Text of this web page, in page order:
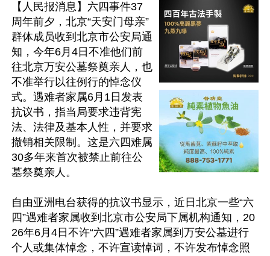
【人民报消息】六四事件37
周年前夕，北京“天安门母亲”
群体成员收到北京市公安局通
知，今年6月4日不准他们前
往北京万安公墓祭奠亲人，也
不准举行以往例行的悼念仪
式。遇难者家属6月1日发表
抗议书，指当局要求违背宪
法、法律及基本人性，并要求
撤销相关限制。这是六四难属
30多年来首次被禁止前往公
墓祭奠亲人。
自由亚洲电台获得的抗议书显示，近日北京一些“六
四”遇难者家属收到北京市公安局下属机构通知，20
26年6月4日不许“六四”遇难者家属到万安公墓进行
个人或集体悼念，不许宣读悼词，不许发布悼念照